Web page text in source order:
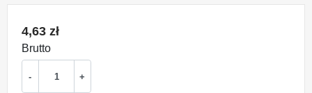
4,63 zł
Brutto
- +